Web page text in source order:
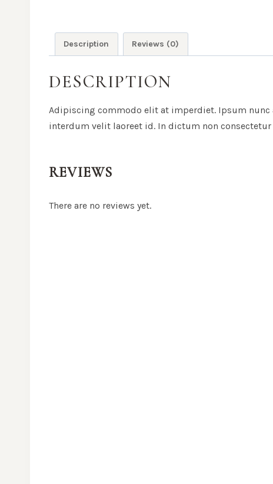
Description Reviews (0)
DESCRIPTION
Adipiscing commodo elit at imperdiet. Ipsum
interdum velit laoreet id. In dictum non
REVIEWS
There are no reviews yet.